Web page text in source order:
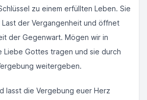
zu einem erfüllten Leben. Sie
der Vergangenheit und öffnet
der Gegenwart. Mögen wir in
Liebe Gottes tragen und sie durch
weitergeben.
lasst die Vergebung euer Herz